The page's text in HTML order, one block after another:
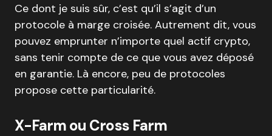
Ce dont je suis sûr, c’est qu’il s’agit d’un
protocole à marge croisée. Autrement dit, vous
pouvez emprunter n’importe quel actif crypto,
sans tenir compte de ce que vous avez déposé
en garantie. Là encore, peu de protocoles
propose cette particularité.
X-Farm ou Cross Farm